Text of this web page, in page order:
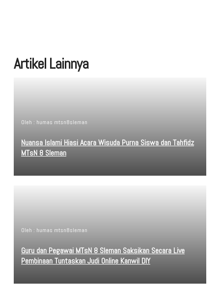
Artikel Lainnya
Oleh : humas mtsn8sleman
Nuansa Islami Hiasi Acara Wisuda Purna Siswa dan Tahfidz
MTsN 8 Sleman
Oleh : humas mtsn8sleman
Guru dan Pegawai MTsN 8 Sleman Saksikan Secara Live
Pembinaan Tuntaskan Judi Online Kanwil DIY